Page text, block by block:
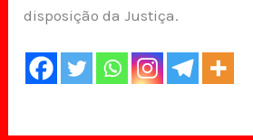
disposição da Justiça.